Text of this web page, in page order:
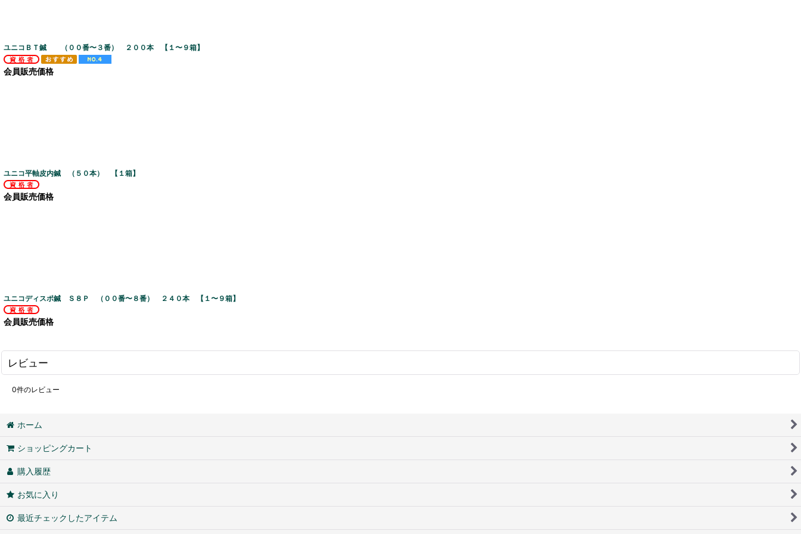
ユニコＢＴ鍼 （００番〜３番） ２００本 【１〜９箱】
会員販売価格
ユニコ平軸皮内鍼 （５０本） 【１箱】
会員販売価格
ユニコディスポ鍼 Ｓ８Ｐ （００番〜８番） ２４０本 【１〜９箱】
会員販売価格
レビュー
0件のレビュー
ホーム
ショッピングカート
購入履歴
お気に入り
最近チェックしたアイテム